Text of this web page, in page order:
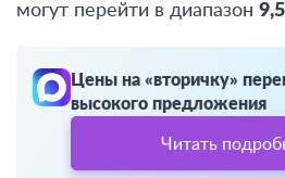
могут перейти в диапазон
Цены на «вторичку»
высокого предложения
Читать